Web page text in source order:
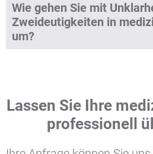
Wie gehen Sie mit
Zweideutigkeiten in
um?
Lassen Sie Ihre
professionell